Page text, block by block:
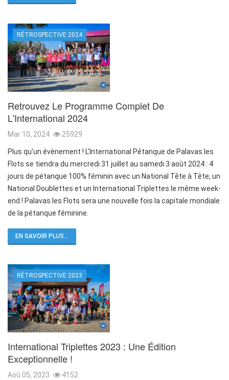
RÉTROSPECTIVE 2024
Retrouvez Le Programme Complet De
L'International 2024
Mar 10, 2024 25929
Plus qu'un évènement ! L'International Pétanque de Palavas les
Flots se tiendra du mercredi 31 juillet au samedi 3 août 2024 : 4
jours de pétanque 100% féminin avec un National Tête à Tête, un
National Doublettes et un International Triplettes le même week-
end ! Palavas les Flots sera une nouvelle fois la capitale mondiale
de la pétanque féminine.
EN SAVOIR PLUS...
RÉTROSPECTIVE 2023
International Triplettes 2023 : Une Édition
Exceptionnelle !
Aoû 05, 2023 4152